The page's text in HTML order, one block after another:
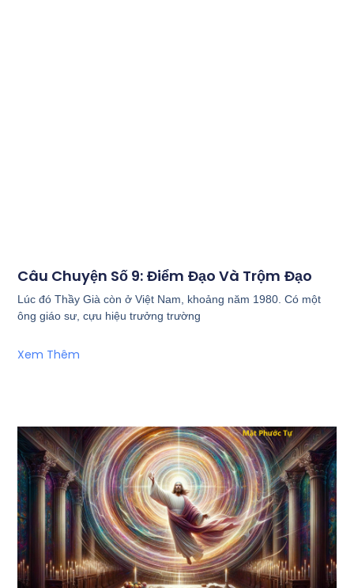
Câu Chuyện Số 9: Điểm Đạo Và Trộm Đạo
Lúc đó Thầy Già còn ở Việt Nam, khoảng năm 1980. Có một
ông giáo sư, cựu hiệu trưởng trường
Xem Thêm